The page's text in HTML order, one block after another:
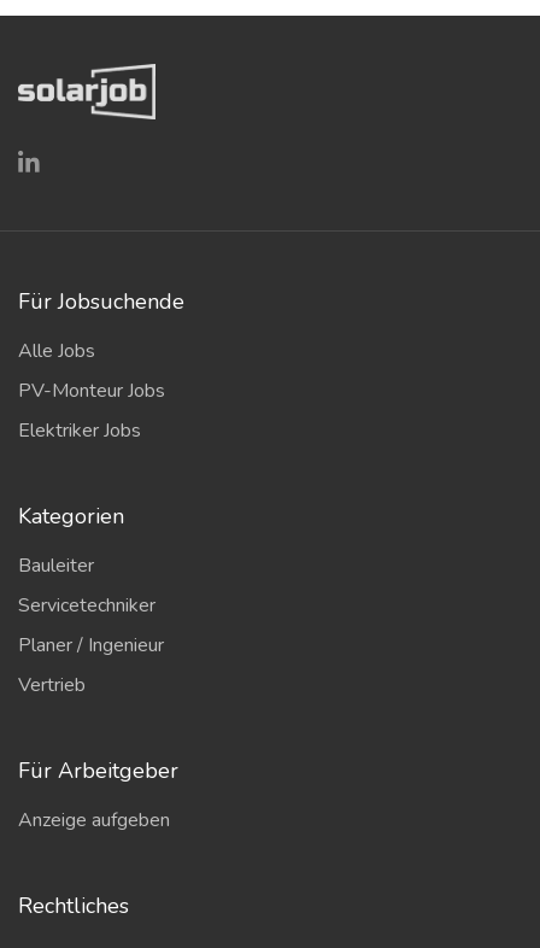
Für Jobsuchende
Alle Jobs
PV-Monteur Jobs
Elektriker Jobs
Kategorien
Bauleiter
Servicetechniker
Planer / Ingenieur
Vertrieb
Für Arbeitgeber
Anzeige aufgeben
Rechtliches